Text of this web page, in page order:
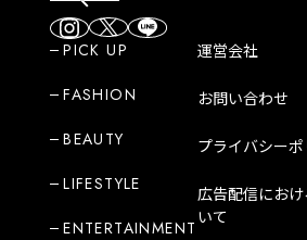
PICK UP
FASHION
BEAUTY
LIFESTYLE
ENTERTAINMENT
運営会社
お問い合わせ
プライバシー
広告配信にお
いて